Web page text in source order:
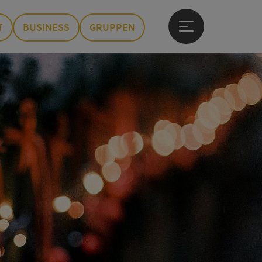
BUSINESS GRUPPEN
Hauptmenü öffnen